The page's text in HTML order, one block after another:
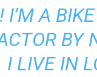
I’M A
BY
I LIVE IN